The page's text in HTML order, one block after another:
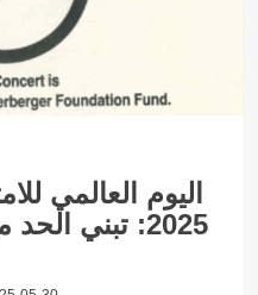
اليوم العالمي
2025: تبني